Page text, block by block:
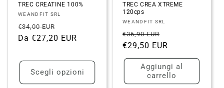
TREC CREATINE 100%
Fornitore:
WEANDFIT SRL
Prezzo
di
€34,00 EUR
scontato
Da €27,20 EUR
Scegli opzioni
TREC CREA XTREME
120cps
Fornitore:
WEANDFIT SRL
Prezzo
di
listino
€36,90 EUR
scontato
€29,50 EUR
Aggiungi al
carrello